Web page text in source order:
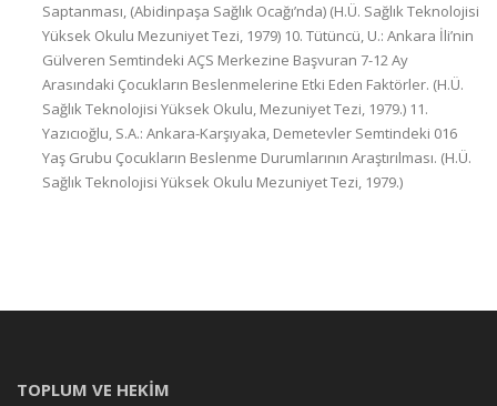
Saptanması, (Abidinpaşa Sağlık Ocağı’nda) (H.Ü. Sağlık Teknolojisi
Yüksek Okulu Mezuniyet Tezi, 1979) 10. Tütüncü, U.: Ankara İli’nin
Gülveren Semtindeki AÇS Merkezine Başvuran 7-12 Ay
Arasındaki Çocukların Beslenmelerine Etki Eden Faktörler. (H.Ü.
Sağlık Teknolojisi Yüksek Okulu, Mezuniyet Tezi, 1979.) 11.
Yazıcıoğlu, S.A.: Ankara-Karşıyaka, Demetevler Semtindeki 016
Yaş Grubu Çocukların Beslenme Durumlarının Araştırılması. (H.Ü.
Sağlık Teknolojisi Yüksek Okulu Mezuniyet Tezi, 1979.)
TOPLUM VE HEKİM